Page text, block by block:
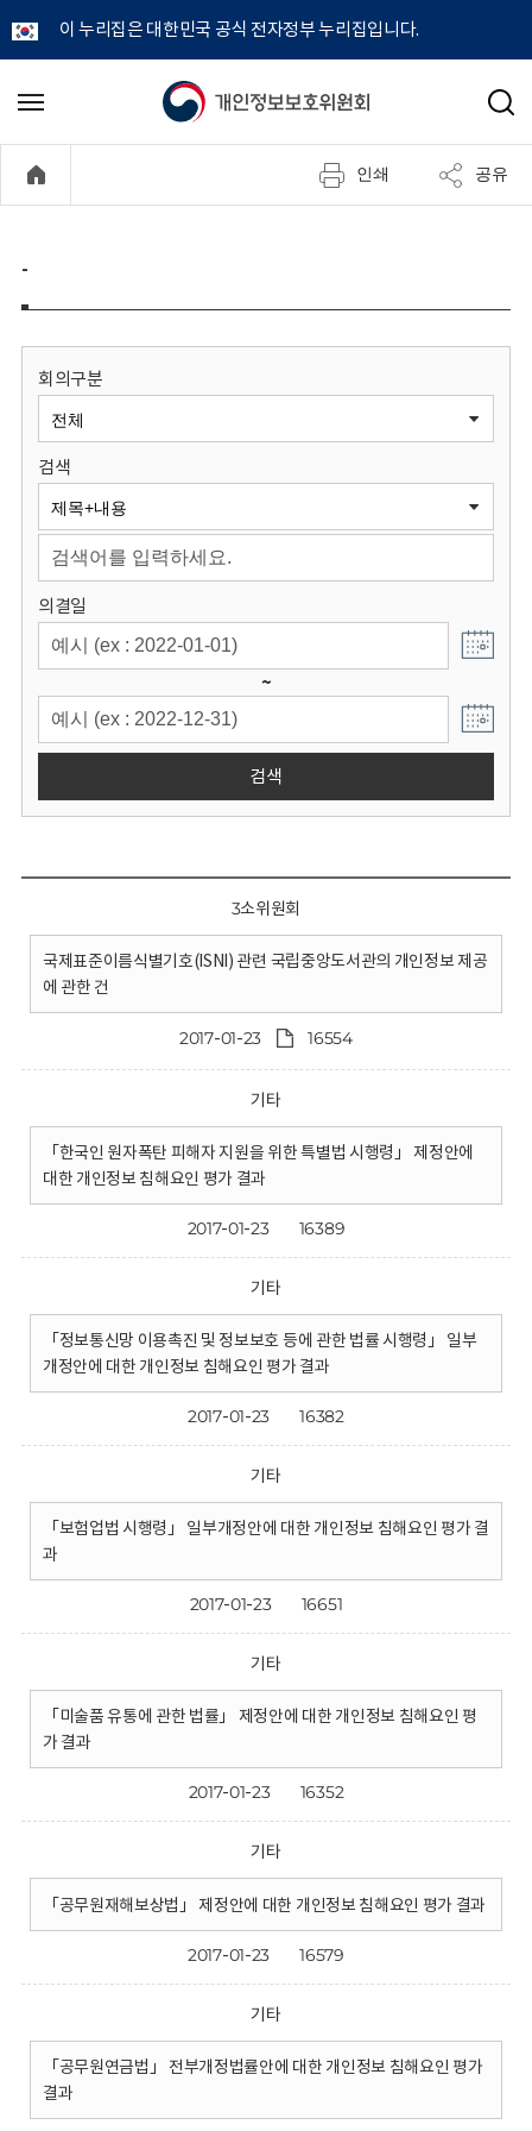
이 누리집은 대한민국 공식 전자정부 누리집입니다.
개
정
보
원
회
메
기
검
인쇄 공유
-
회의구분
검색
의결일
~
검색
3소위원회
국제표준이름식별기호(ISNI) 관련 국립중앙도서관의 개인정보 제공
에 관한 건
2017-01-23 16554
기타
「한국인 원자폭탄 피해자 지원을 위한 특별법 시행령」 제정안에
대한 개인정보 침해요인 평가 결과
2017-01-23 16389
기타
「정보통신망 이용촉진 및 정보보호 등에 관한 법률 시행령」 일부
개정안에 대한 개인정보 침해요인 평가 결과
2017-01-23 16382
기타
「보험업법 시행령」 일부개정안에 대한 개인정보 침해요인 평가 결
과
2017-01-23 16651
기타
「미술품 유통에 관한 법률」 제정안에 대한 개인정보 침해요인 평
가 결과
2017-01-23 16352
기타
「공무원재해보상법」 제정안에 대한 개인정보 침해요인 평가 결과
2017-01-23 16579
기타
「공무원연금법」 전부개정법률안에 대한 개인정보 침해요인 평가
결과